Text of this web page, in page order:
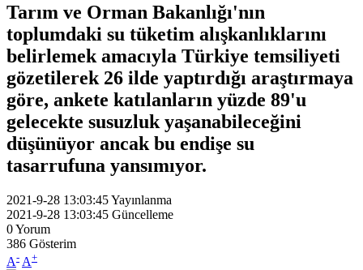
Tarım ve Orman Bakanlığı'nın
toplumdaki su tüketim alışkanlıklarını
belirlemek amacıyla Türkiye temsiliyeti
gözetilerek 26 ilde yaptırdığı araştırmaya
göre, ankete katılanların yüzde 89'u
gelecekte susuzluk yaşanabileceğini
düşünüyor ancak bu endişe su
tasarrufuna yansımıyor.
2021-9-28 13:03:45Yayınlanma
2021-9-28 13:03:45 Güncelleme
0Yorum
386 Gösterim
A- A+